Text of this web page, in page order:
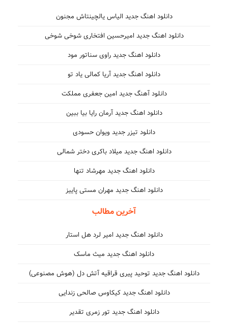
دانلود اهنگ جدید الیاس یالچینتاش مجنون
دانلود اهنگ جدید امیرحسین افتخاری شوخی شوخی
دانلود اهنگ جدید راوی سناتور مود
دانلود اهنگ جدید آریا کمالی یاد تو
دانلود آهنگ جدید امین جعفری مملکت
دانلود اهنگ جدید آرمان رایا بیا ببین
دانلود تیزر جدید ویوان حسودی
دانلود اهنگ جدید میلاد باکری دختر شمالی
دانلود اهنگ جدید مهرشاد تنها
دانلود اهنگ جدید مهران مستی پاییز
آخرین مطالب
دانلود اهنگ جدید امیر لرد هل استار
دانلود اهنگ جدید میث ماسک
دانلود اهنگ جدید توحید پیری قراقیه آتش دل (هوش مصنوعی)
دانلود اهنگ جدید کیکاوس صالحی زندایی
دانلود اهنگ جدید تور زمری تقدیر